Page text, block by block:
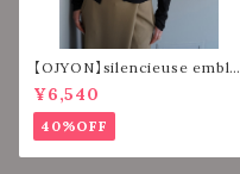
【OJYON】silencieuse emble
m tops【BLACK】
¥6,540
40%OFF